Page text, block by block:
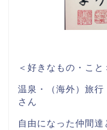
＜好きなもの・こと
温泉・（海外）旅行
さん
自由になった仲間